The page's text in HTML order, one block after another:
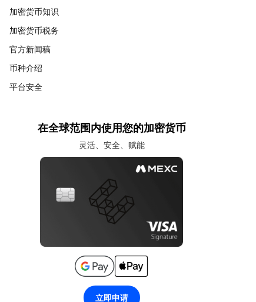
加密货币知识
加密货币税务
官方新闻稿
币种介绍
平台安全
在全球范围内使用您的加密货币
灵活、安全、赋能
立即申请